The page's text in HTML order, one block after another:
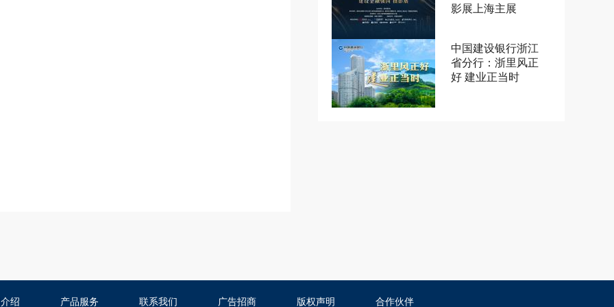
影展上海主展
中国建设银行浙江
省分行：浙里风正
好 建业正当时
绍 产品服务 联系我们 广告招商 版权声明 合作伙伴